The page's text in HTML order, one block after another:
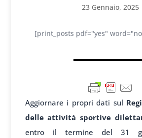
23 Gennaio, 2025
[print_posts pdf="yes"
Aggiornare i propri dati sul
delle attività sportive
entro il termine del 31